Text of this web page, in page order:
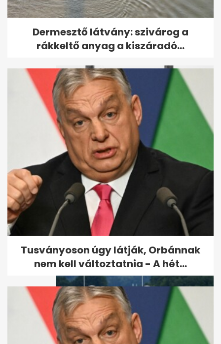
Leesett az első hó - ezeket az
utakat most jobb elkerülni
Megszökött a több száz állatot
brutálisan megkínzó nő
Dermesztő látvány: szivárog a
rákkeltő anyag a kiszáradó...
Tusványoson úgy látják, Orbánnak
nem kell változtatnia - A hét...